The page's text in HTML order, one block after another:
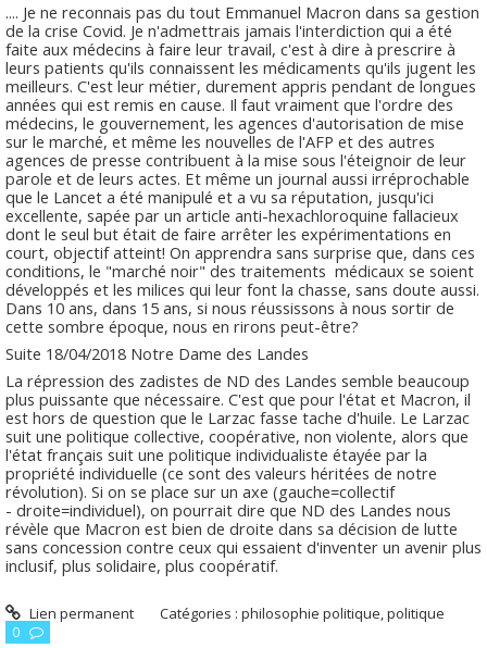
.... Je ne reconnais pas du tout Emmanuel Macron dans sa gestion
de la crise Covid. Je n'admettrais jamais l'interdiction qui a été
faite aux médecins à faire leur travail, c'est à dire à prescrire à
leurs patients qu'ils connaissent les médicaments qu'ils jugent les
meilleurs. C'est leur métier, durement appris pendant de longues
années qui est remis en cause. Il faut vraiment que l'ordre des
médecins, le gouvernement, les agences d'autorisation de mise
sur le marché, et même les nouvelles de l'AFP et des autres
agences de presse contribuent à la mise sous l'éteignoir de leur
parole et de leurs actes. Et même un journal aussi irréprochable
que le Lancet a été manipulé et a vu sa réputation, jusqu'ici
excellente, sapée par un article anti-hexachloroquine fallacieux
dont le seul but était de faire arrêter les expérimentations en
court, objectif atteint! On apprendra sans surprise que, dans ces
conditions, le "marché noir" des traitements médicaux se soient
développés et les milices qui leur font la chasse, sans doute aussi.
Dans 10 ans, dans 15 ans, si nous réussissons à nous sortir de
cette sombre époque, nous en rirons peut-être?
Suite 18/04/2018 Notre Dame des Landes
La répression des zadistes de ND des Landes semble beaucoup
plus puissante que nécessaire. C'est que pour l'état et Macron, il
est hors de question que le Larzac fasse tache d'huile. Le Larzac
suit une politique collective, coopérative, non violente, alors que
l'état français suit une politique individualiste étayée par la
propriété individuelle (ce sont des valeurs héritées de notre
révolution). Si on se place sur un axe (gauche=collectif
- droite=individuel), on pourrait dire que ND des Landes nous
révèle que Macron est bien de droite dans sa décision de lutte
sans concession contre ceux qui essaient d'inventer un avenir plus
inclusif, plus solidaire, plus coopératif.
Lien permanent Catégories :philosophie politique,politique
0